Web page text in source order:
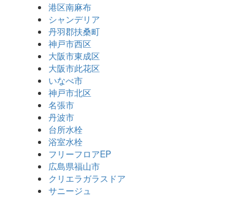
港区南麻布
シャンデリア
丹羽郡扶桑町
神戸市西区
大阪市東成区
大阪市此花区
いなべ市
神戸市北区
名張市
丹波市
台所水栓
浴室水栓
フリーフロアEP
広島県福山市
クリエラガラスドア
サニージュ